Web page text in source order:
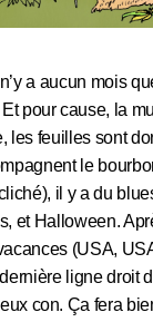
a aucun mois
pour cause, la
les feuilles sont
le
il y a du
et Halloween.
(USA,
ligne droit
con. Ça fera